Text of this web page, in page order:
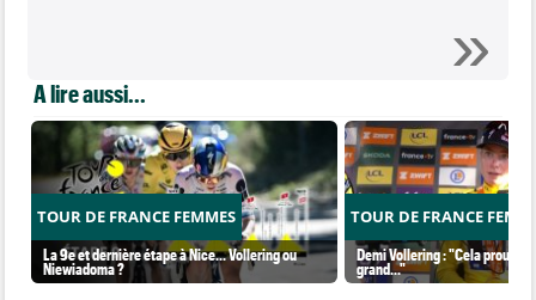
A lire aussi...
TOUR DE FRANCE FEMMES
La 9e et dernière étape à Nice... Vollering ou
Niewiadoma ?
TOUR DE FRANCE
Demi Vollering : "Cela prouve
grand..."